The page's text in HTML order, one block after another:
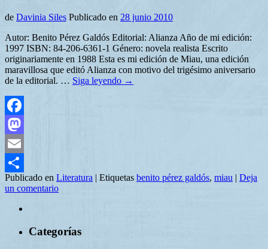
de Davinia Siles Publicado en 28 junio 2010
Autor: Benito Pérez Galdós Editorial: Alianza Año de mi edición:
1997 ISBN: 84-206-6361-1 Género: novela realista Escrito
originariamente en 1988 Esta es mi edición de Miau, una edición
maravillosa que editó Alianza con motivo del trigésimo aniversario
de la editorial. … Siga leyendo →
Facebook
Mastodon
Email
Compartir
Publicado en Literatura | Etiquetas benito pérez galdós, miau | Deja
un comentario
Categorías